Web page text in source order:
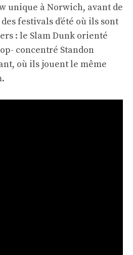
unique à Norwich, avant de
festivals d’été où ils sont
: le Slam Dunk orienté
concentré Standon
où ils jouent le même